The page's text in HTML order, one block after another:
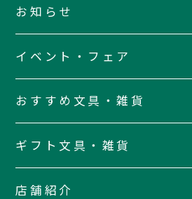
お知らせ
イベント・フェア
おすすめ文具・雑貨
ギフト文具・雑貨
店舗紹介